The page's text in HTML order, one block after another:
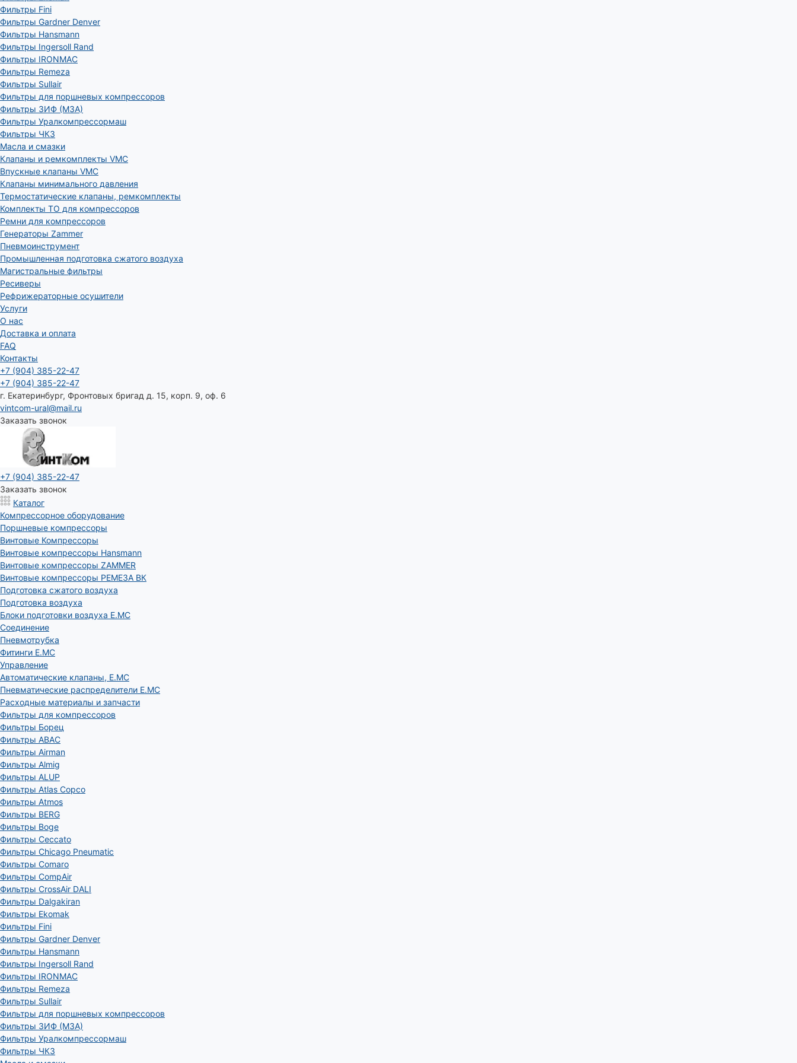
Фильтры Fini
Фильтры Gardner Denver
Фильтры Hansmann
Фильтры Ingersoll Rand
Фильтры IRONMAC
Фильтры Remeza
Фильтры Sullair
Фильтры для поршневых компрессоров
Фильтры ЗИФ (МЗА)
Фильтры Уралкомпрессормаш
Фильтры ЧКЗ
Масла и смазки
Клапаны и ремкомплекты VMC
Впускные клапаны VMC
Клапаны минимального давления
Термостатические клапаны, ремкомплекты
Комплекты ТО для компрессоров
Ремни для компрессоров
Генераторы Zammer
Пневмоинструмент
Промышленная подготовка сжатого воздуха
Магистральные фильтры
Ресиверы
Рефрижераторные осушители
Услуги
О нас
Доставка и оплата
FAQ
Контакты
+7 (904) 385-22-47
+7 (904) 385-22-47
г. Екатеринбург, Фронтовых бригад д. 15, корп. 9, оф. 6
vintcom-ural@mail.ru
Заказать звонок
+7 (904) 385-22-47
Заказать звонок
Каталог
Компрессорное оборудование
Поршневые компрессоры
Винтовые Компрессоры
Винтовые компрессоры Hansmann
Винтовые компрессоры ZAMMER
Винтовые компрессоры РЕМЕЗА ВК
Подготовка сжатого воздуха
Подготовка воздуха
Блоки подготовки воздуха E.MC
Соединение
Пневмотрубка
Фитинги E.MC
Управление
Автоматические клапаны, Е.МС
Пневматические распределители E.MC
Расходные материалы и запчасти
Фильтры для компрессоров
Фильтры Борец
Фильтры ABAC
Фильтры Airman
Фильтры Almig
Фильтры ALUP
Фильтры Atlas Copco
Фильтры Atmos
Фильтры BERG
Фильтры Boge
Фильтры Ceccato
Фильтры Chicago Pneumatic
Фильтры Comaro
Фильтры CompAir
Фильтры CrossAir DALI
Фильтры Dalgakiran
Фильтры Ekomak
Фильтры Fini
Фильтры Gardner Denver
Фильтры Hansmann
Фильтры Ingersoll Rand
Фильтры IRONMAC
Фильтры Remeza
Фильтры Sullair
Фильтры для поршневых компрессоров
Фильтры ЗИФ (МЗА)
Фильтры Уралкомпрессормаш
Фильтры ЧКЗ